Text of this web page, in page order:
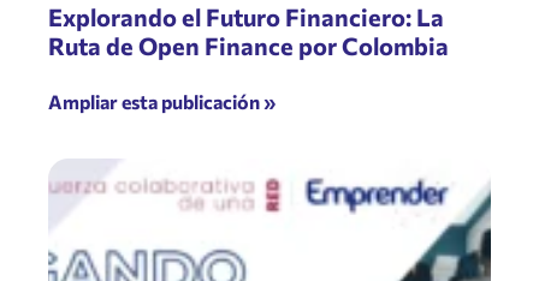
Explorando el Futuro Financiero: La
Ruta de Open Finance por Colombia
Ampliar esta publicación »